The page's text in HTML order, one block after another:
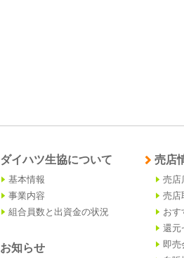
ダイハツ生協について
基本情報
事業内容
組合員数と出資金の状況
お知らせ
売店
売店
売店
おす
還元
即売